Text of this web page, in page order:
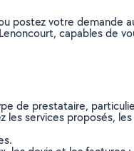
postez votre demande
capables de
de prestataire,
services proposés,